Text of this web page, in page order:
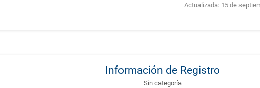
Actualizada: 15 de
Información de Registro
Sin categoría